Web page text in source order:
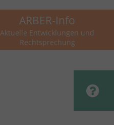
ARBER-Info
Aktuelle Entwicklungen und
Rechtsprechung